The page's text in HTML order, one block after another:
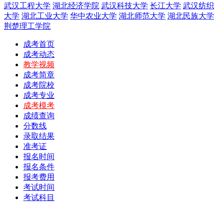
武汉工程大学 湖北经济学院 武汉科技大学 长江大学 武汉纺织
大学 湖北工业大学 华中农业大学 湖北师范大学 湖北民族大学
荆楚理工学院
成考首页
成考动态
教学视频
成考简章
成考院校
成考专业
成考模考
成绩查询
分数线
录取结果
准考证
报名时间
报名条件
报考费用
考试时间
考试科目